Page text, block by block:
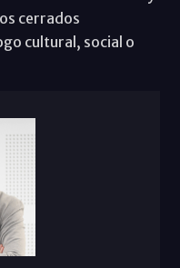
cerrados
cultural, social o